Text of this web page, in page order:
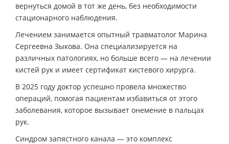
вернуться домой в тот же день, без необходимости
стационарного наблюдения.
Лечением занимается опытный травматолог Марина
Сергеевна Зыкова. Она специализируется на
различных патологиях, но больше всего — на лечении
кистей рук и имеет сертификат кистевого хирурга.
В 2025 году доктор успешно провела множество
операций, помогая пациентам избавиться от этого
заболевания, которое вызывает онемение в пальцах
рук.
Синдром запястного канала — это комплекс